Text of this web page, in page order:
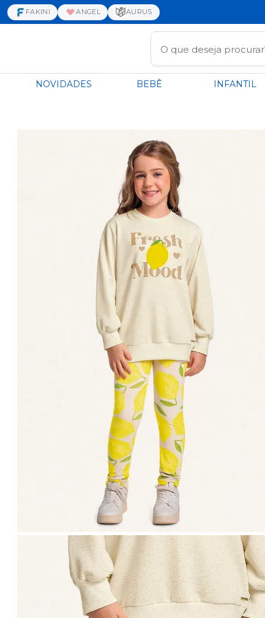
FAKINI ANGEL AURUS
NOVIDADES BEBÊ INFANTIL